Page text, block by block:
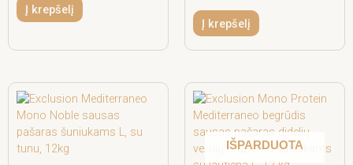
Į krepšelį
Į krepšelį
IŠPARDUOTA